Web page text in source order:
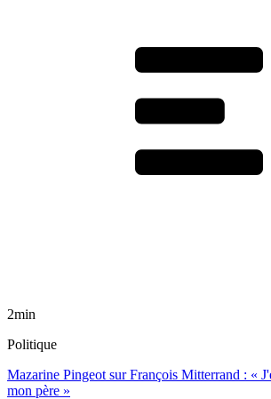
2min
Politique
Mazarine Pingeot sur François Mitterrand : «
mon père »